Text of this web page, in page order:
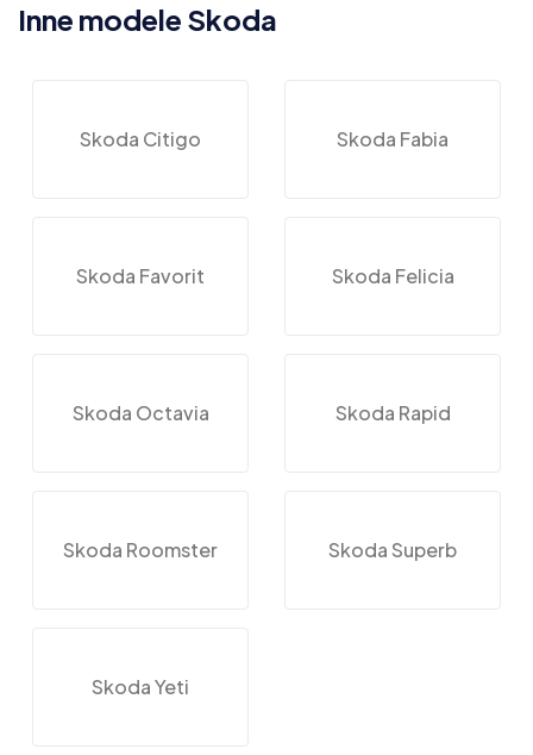
Inne modele Skoda
Skoda Citigo Skoda Fabia
Skoda Favorit Skoda Felicia
Skoda Octavia Skoda Rapid
Skoda Roomster Skoda Superb
Skoda Yeti